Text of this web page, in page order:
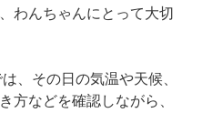
わんちゃんにとって大切
、その日の気温や天候、
方などを確認しながら、